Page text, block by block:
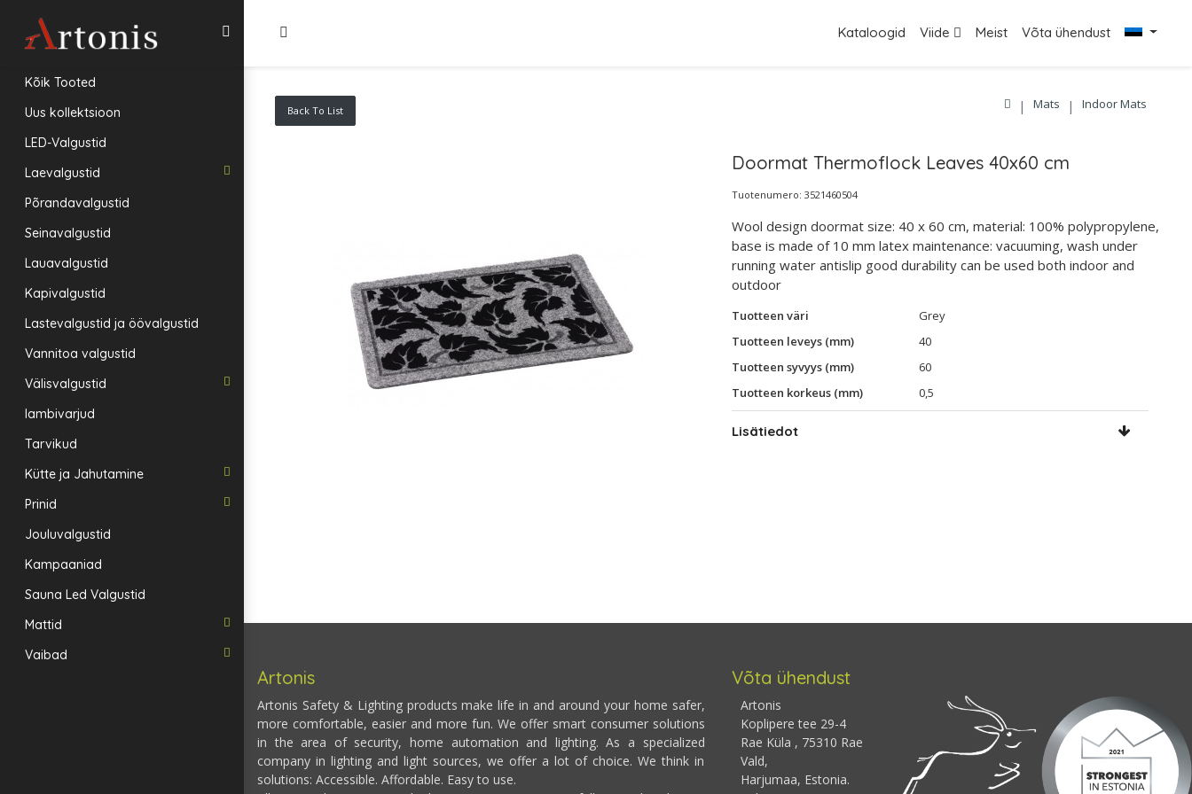
Kataloogid Viide Meist Võta ühendust
Kõik Tooted
Uus kollektsioon
LED-Valgustid
Laevalgustid
Põrandavalgustid
Seinavalgustid
Lauavalgustid
Kapivalgustid
Lastevalgustid ja öövalgustid
Vannitoa valgustid
Välisvalgustid
lambivarjud
Tarvikud
Kütte ja Jahutamine
Prinid
Jouluvalgustid
Kampaaniad
Sauna Led Valgustid
Mattid
Vaibad
Back To List Mats Indoor Mats
Doormat Thermoflock Leaves 40x60 cm
Tuotenumero: 3521460504
Wool design doormat size: 40 x 60 cm, material: 100% polypropylene,
base is made of 10 mm latex maintenance: vacuuming, wash under
running water antislip good durability can be used both indoor and
outdoor
Tuotteen väri
Grey
Tuotteen leveys (mm)
40
Tuotteen syvyys (mm)
60
Tuotteen korkeus (mm)
0,5
Lisätiedot
Artonis
Artonis Safety & Lighting products make life in and around your home safer,
more comfortable, easier and more fun. We offer smart consumer solutions
in the area of security, home automation and lighting. As a specialized
company in lighting and light sources, we offer a lot of choice. We think in
solutions: Accessible. Affordable. Easy to use.
Võta ühendust
Artonis
Koplipere tee 29-4
Rae Küla , 75310 Rae
Vald,
Harjumaa, Estonia.